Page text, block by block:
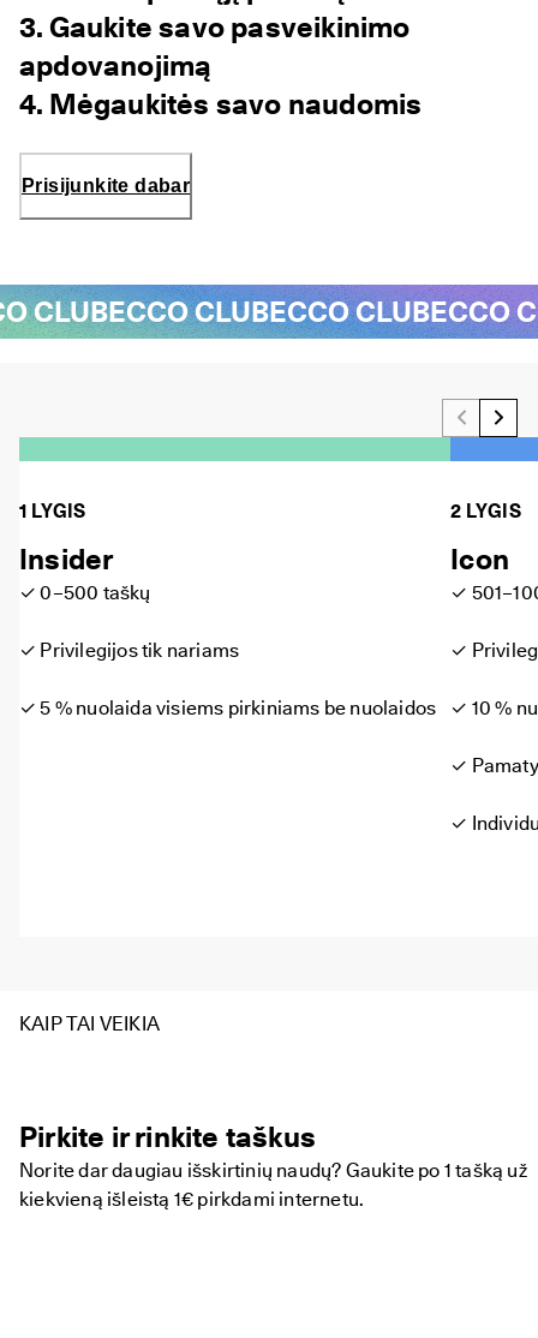
3. Gaukite savo pasveikinimo
apdovanojimą
4. Mėgaukitės savo naudomis
Prisijunkite dabar
CLUBECCO CLUBECCO CLUBECCO
1 LYGIS
Insider
✓ 0–500 taškų
✓ Privilegijos tik nariams
✓ 5 % nuolaida visiems pirkiniams be nuolaidos
2 LYGIS
Icon
✓
✓
✓ 10 %
✓
✓
KAIP TAI VEIKIA
Pirkite ir rinkite taškus
Norite dar daugiau išskirtinių naudų? Gaukite po 1 tašką už
kiekvieną išleistą 1€ pirkdami internetu.